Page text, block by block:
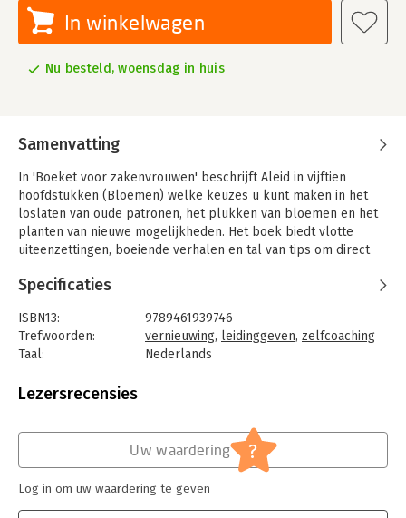
In winkelwagen
Nu besteld, woensdag in huis
Samenvatting
In 'Boeket voor zakenvrouwen' beschrijft Aleid in vijftien
hoofdstukken (Bloemen) welke keuzes u kunt maken in het
loslaten van oude patronen, het plukken van bloemen en het
planten van nieuwe mogelijkheden. Het boek biedt vlotte
uiteenzettingen, boeiende verhalen en tal van tips om direct
verweven met Aleids eigen ervaringen met het maken van
Specificaties
ISBN13:
9789461939746
Trefwoorden:
vernieuwing, leidinggeven, zelfcoaching
Taal:
Nederlands
Aantal pagina's:
Verschijningsdatum:
8-2-2013
Hoofdrubriek: Persoonlijke effectiviteit
Lezersrecensies
Uw waardering ?
Log in om uw waardering te geven